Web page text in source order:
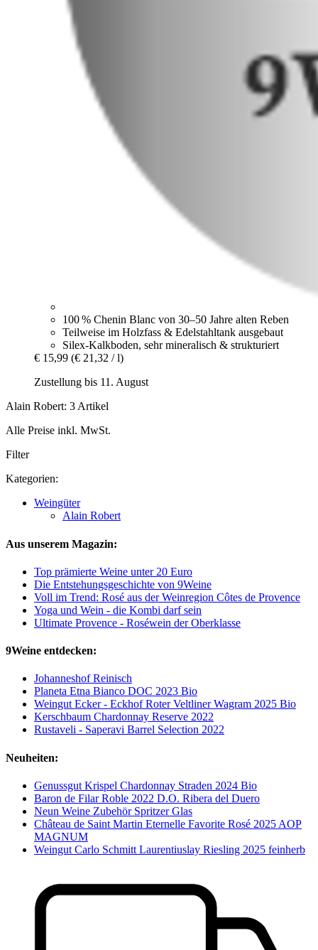
100 % Chenin Blanc von 30–50 Jahre alten Reben
Teilweise im Holzfass & Edelstahltank ausgebaut
Silex-Kalkboden, sehr mineralisch & strukturiert
€ 15,99 (€ 21,32 / l)
Zustellung bis 11. August
Alain Robert: 3 Artikel
Alle Preise inkl. MwSt.
Filter
Kategorien:
Weingüter
Alain Robert
Aus unserem Magazin:
Top prämierte Weine unter 20 Euro
Die Entstehungsgeschichte von 9Weine
Voll im Trend: Rosé aus der Weinregion Côtes de Provence
Yoga und Wein - die Kombi darf sein
Ultimate Provence - Roséwein der Oberklasse
9Weine entdecken:
Johanneshof Reinisch
Planeta Etna Bianco DOC 2023 Bio
Weingut Ecker - Eckhof Roter Veltliner Wagram 2025 Bio
Kerschbaum Chardonnay Reserve 2022
Rustaveli - Saperavi Barrel Selection 2022
Neuheiten:
Genussgut Krispel Chardonnay Straden 2024 Bio
Baron de Filar Roble 2022 D.O. Ribera del Duero
Neun Weine Zubehör Spritzer Glas
Château de Saint Martin Eternelle Favorite Rosé 2025 AOP
MAGNUM
Weingut Carlo Schmitt Laurentiuslay Riesling 2025 feinherb